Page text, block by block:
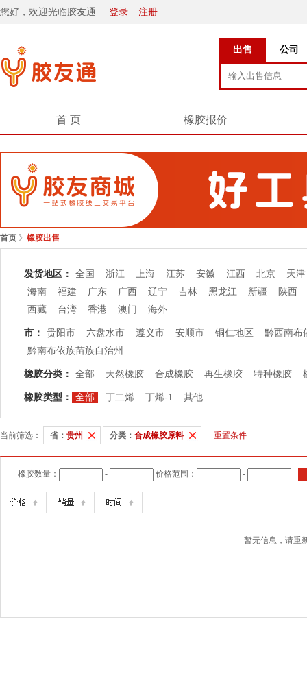
您好，欢迎光临胶友通 登录 注册
出售 公司
首 页 橡胶报价
首页 》 橡胶出售
发货地区： 全国 浙江 上海 江苏 安徽 江西 北京
天津
海南
福建 广东 广西 辽宁 吉林 黑龙江 新疆
陕西
西藏
台湾 香港 澳门 海外
市： 贵阳市 六盘水市 遵义市 安顺市 铜仁地区
黔西南布
黔南布依族苗族自治州
橡胶分类： 全部 天然橡胶 合成橡胶 再生橡胶 特种橡胶
橡胶类型： 全部 丁二烯 丁烯-1 其他
当前筛选： 省： 贵州 分类： 合成橡胶原料 重置条件
橡胶数量： - 价格范围： -
暂无信息，请重